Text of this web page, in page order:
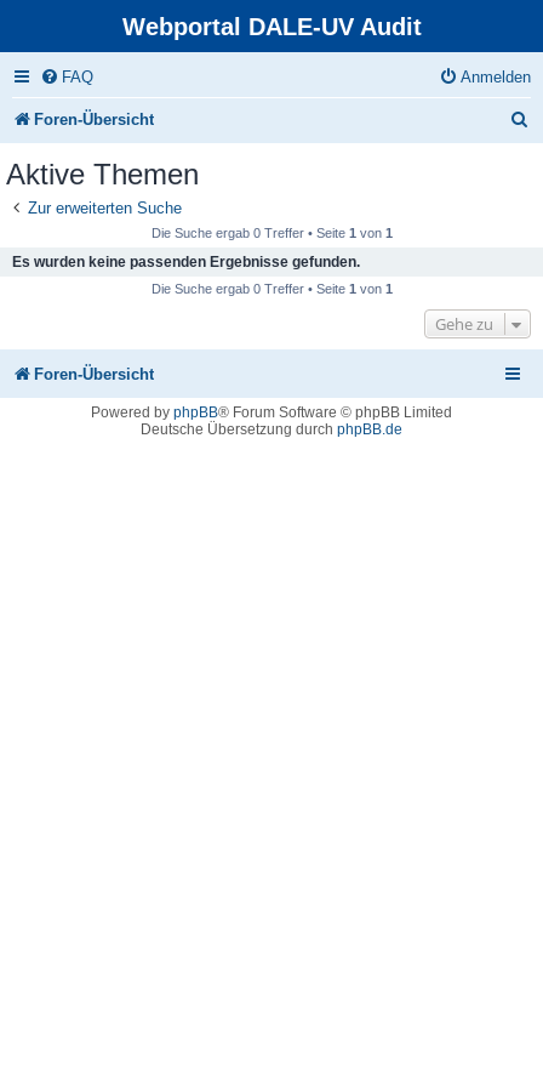
Webportal DALE-UV Audit
FAQ Anmelden
Foren-Übersicht
Aktive Themen
Zur erweiterten Suche
Die Suche ergab 0 Treffer • Seite 1 von 1
Es wurden keine passenden Ergebnisse gefunden.
Die Suche ergab 0 Treffer • Seite 1 von 1
Gehe zu
Foren-Übersicht
Powered by phpBB® Forum Software © phpBB Limited
Deutsche Übersetzung durch phpBB.de